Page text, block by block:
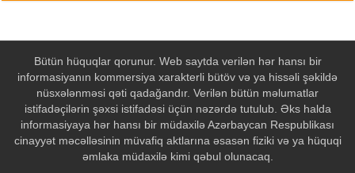
Bütün hüquqlar qorunur. Web saytda verilən hər hansı bir
informasiyanın kommersiya xarakterli bütöv və ya hissəli şəkildə
nüsxələnməsi qəti qadağandır. Verilən bütün məlumatlar
istifadəçilərin şəxsi istifadəsi üçün nəzərdə tutulub. Əks halda
informasiyaya hər hansı bir müdaxilə Azərbaycan Respublikası
cinayyət məcəlləsinin müvafiq aktlarına əsasən fiziki və ya hüquqi
əmlaka müdaxilə kimi qəbul olunacaq.